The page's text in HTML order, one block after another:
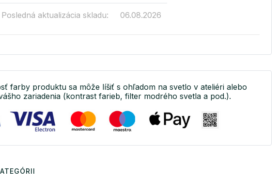
Posledná aktualizácia skladu: 06.08.2026
farby produktu sa môže líšiť s ohľadom na svetlo v ateliéri alebo
zariadenia (kontrast farieb, filter modrého svetla a pod.).